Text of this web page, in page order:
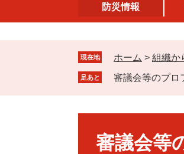
防災情報
現在地 ホーム > 組織か
足あと 審議会等のプロ
審議会等